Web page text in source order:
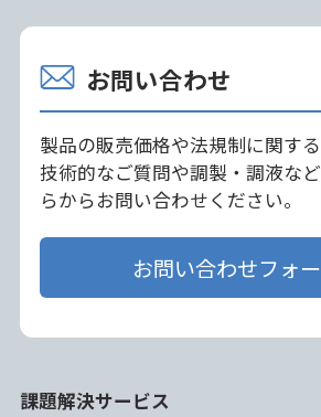
お問い合わせ
製品の販売価格や法規制に関する
技術的なご質問や調製・調液な
らからお問い合わせください。
お問い合わせフォ
課題解決サービス